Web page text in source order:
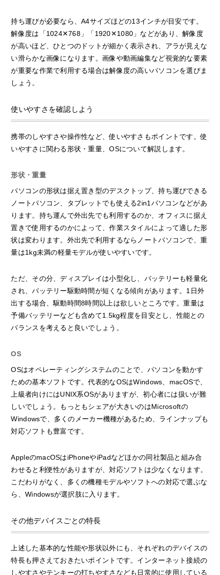
持ち運びが必要なら、A4サイズほどの13インチが目安です。
解像度は「1024✕768」「1920✕1080」などがあり、解像度
が高いほど、ひとつのドットが細かく表示され、アラが見えな
い滑らかな画像になります。画像や動画編集など視覚的な要素
が重要な作業で利用する場合は解像度の高いパソコンを選びま
しょう。
使いやすさを確認しよう
携帯のしやすさや操作性など、使いやすさもポイントです。使
いやすさに関わる形状・重量、OSについて解説します。
形状・重量
パソコンの形状は据え置き型のデスクトップ、持ち運びできる
ノートパソコン、タブレットでも使える2in1パソコンなどがあ
ります。持ち運んで外出先でも利用するのか、オフィスに据え
置きで使用するのかによって、作業スタイルによって適した形
状は変わります。外出先で利用するならノートパソコンで、重
量は1kg未満の軽量モデルが使いやすいです。
ただ、その分、ディスプレイは小型化し、バッテリーも軽量化
され、バッテリー駆動時間が短くなる傾向があります。1日外
出する場合、駆動時間8時間以上は欲しいところです。重量は
予備バッテリーなども含めて1.5kg程度を目安とし、性能との
バランスを考えると良いでしょう。
OS
OSはオペレーティングシステムのことで、パソコンを動かす
ための基本ソフトです。代表的なOSはWindows、macOSで、
上級者向けにはUNIX系OSがありますが、初心者には扱いが難
しいでしょう。もっともシェアが大きいのはMicrosoftの
Windowsで、多くのメーカー機種があるため、ラインナップも
対応ソフトも豊富です。
AppleのmacOSはiPhoneやiPadなどほかの同社製品と組み合
わせると利便性がありますが、対応ソフトは少なくなります。
こだわりがなく、多くの機種モデルやソフトへの対応で選ぶな
ら、Windowsが選択肢に入ります。
その他デバイスごとの特長
上述した基本的な性能や形状以外にも、それぞれのデバイスの
特長も押さえておきたいポイントです。インターネット接続の
しやすさやテンキーの打ちやすさなども日常的に使用している